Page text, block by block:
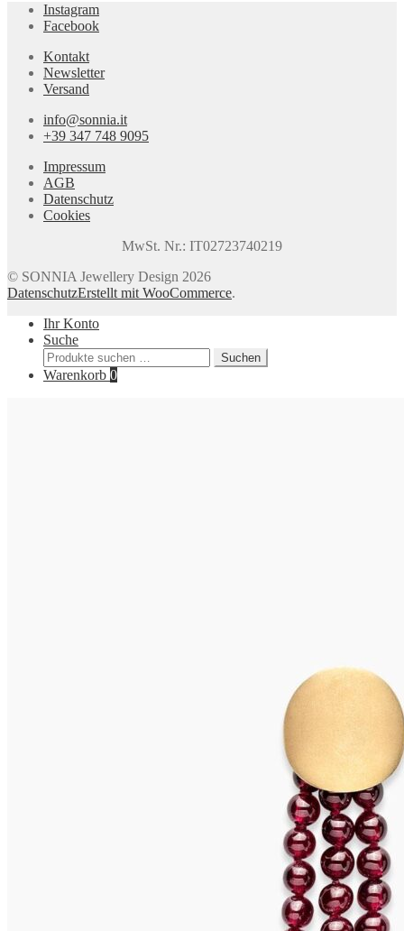
Instagram
Facebook
Kontakt
Newsletter
Versand
info@sonnia.it
+39 347 748 9095
Impressum
AGB
Datenschutz
Cookies
MwSt. Nr.: IT02723740219
© SONNIA Jewellery Design 2026
DatenschutzErstellt mit WooCommerce.
Ihr Konto
Suche
Suchen
nach:
Suchen
Warenkorb 0